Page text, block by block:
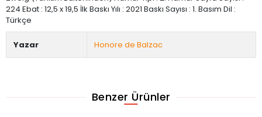
224 Ebat : 12,5 x 19,5 İlk Baskı Yılı : 2021 Baskı Sayısı : 1. Basım Dil :
Türkçe
Yazar Honore de Balzac
Benzer Ürünler